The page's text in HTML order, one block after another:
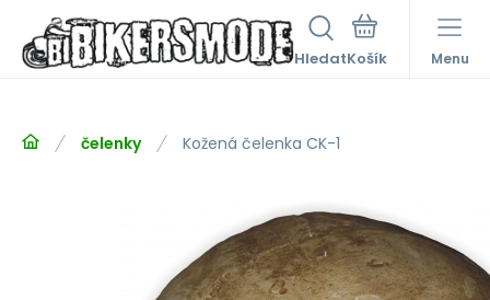
Hledat Menu
čelenky Kožená čelenka CK-1